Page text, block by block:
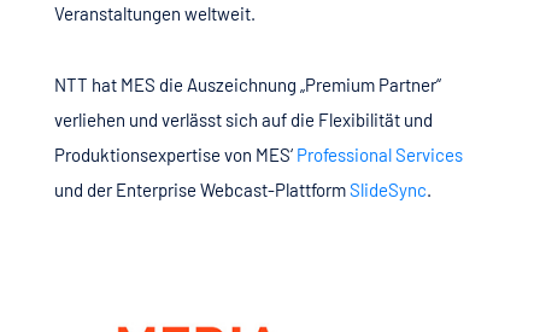
Veranstaltungen weltweit.
NTT hat MES die Auszeichnung „Premium Partner“
verliehen und verlässt sich auf die Flexibilität und
Produktionsexpertise von MES‘ Professional Services
und der Enterprise Webcast-PlattformSlideSync.